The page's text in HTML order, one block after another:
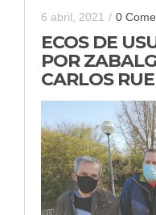
6 abril, 2021 / 0
ECOS DE
POR
CARLOS